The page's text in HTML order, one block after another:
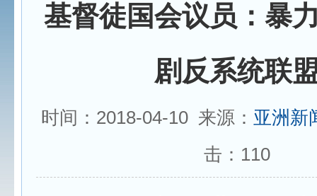
基督徒国会议员：暴
剧反系统联
时间：2018-04-10 来源： 亚洲新
击： 110